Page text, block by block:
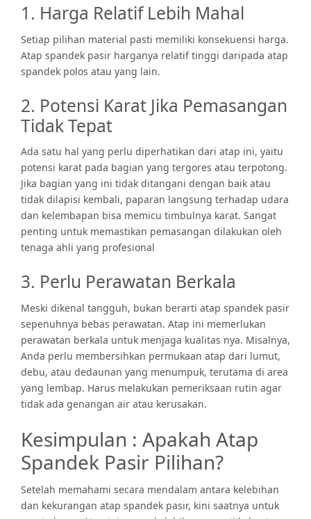
1. Harga Relatif Lebih Mahal
Setiap pilihan material pasti memiliki konsekuensi harga.
Atap spandek pasir harganya relatif tinggi daripada atap
spandek polos atau yang lain.
2. Potensi Karat Jika Pemasangan
Tidak Tepat
Ada satu hal yang perlu diperhatikan dari atap ini, yaitu
potensi karat pada bagian yang tergores atau terpotong.
Jika bagian yang ini tidak ditangani dengan baik atau
tidak dilapisi kembali, paparan langsung terhadap udara
dan kelembapan bisa memicu timbulnya karat. Sangat
penting untuk memastikan pemasangan dilakukan oleh
tenaga ahli yang profesional
3. Perlu Perawatan Berkala
Meski dikenal tangguh, bukan berarti atap spandek pasir
sepenuhnya bebas perawatan. Atap ini memerlukan
perawatan berkala untuk menjaga kualitas nya. Misalnya,
Anda perlu membersihkan permukaan atap dari lumut,
debu, atau dedaunan yang menumpuk, terutama di area
yang lembap. Harus melakukan pemeriksaan rutin agar
tidak ada genangan air atau kerusakan.
Kesimpulan : Apakah Atap
Spandek Pasir Pilihan?
Setelah memahami secara mendalam antara kelebihan
dan kekurangan atap spandek pasir, kini saatnya untuk